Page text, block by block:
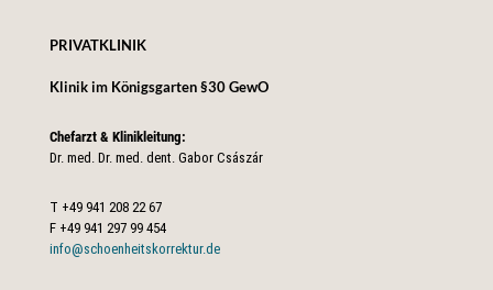
PRIVATKLINIK
Klinik im Königsgarten §30 GewO
Chefarzt & Klinikleitung:
Dr. med. Dr. med. dent. Gabor Császár
T +49 941 208 22 67
F +49 941 297 99 454
info@schoenheitskorrektur.de